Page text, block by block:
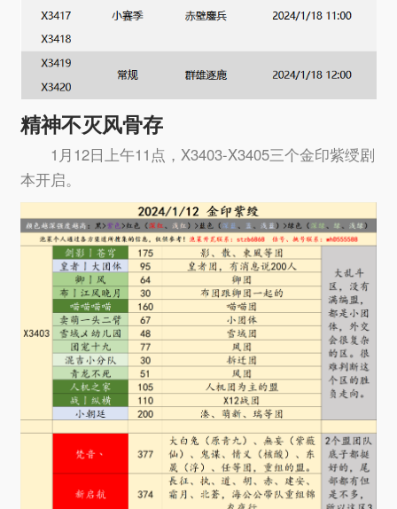
精神不灭风骨存
1月12日上午11点，X3403-X3405三个金印紫绶剧
本开启。